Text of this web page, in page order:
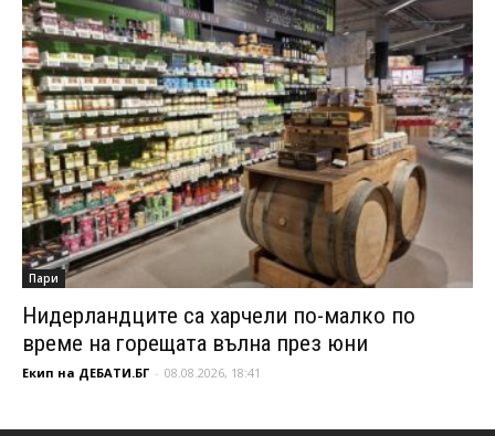
Пари
Нидерландците са харчели по-малко по
време на горещата вълна през юни
Екип на ДЕБАТИ.БГ - 08.08.2026, 18:41